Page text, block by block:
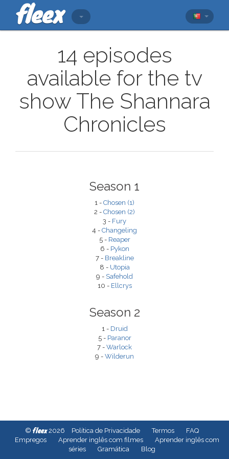
14 episodes
available for the tv
show The Shannara
Chronicles
Season 1
1 - Chosen (1)
2 - Chosen (2)
3 - Fury
4 - Changeling
5 - Reaper
6 - Pykon
7 - Breakline
8 - Utopia
9 - Safehold
10 - Ellcrys
Season 2
1 - Druid
5 - Paranor
7 - Warlock
9 - Wilderun
© fleex2026 Política de Privacidade Termos
FAQ
Empregos
Aprender inglês com filmes
Aprender inglês com
séries
Gramática Blog